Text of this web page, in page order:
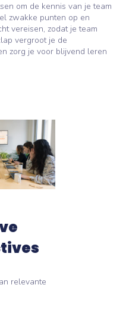
om de kennis van je team
zwakke punten op en
vereisen, zodat je team
vergroot je de
zorg je voor blijvend leren
relevante